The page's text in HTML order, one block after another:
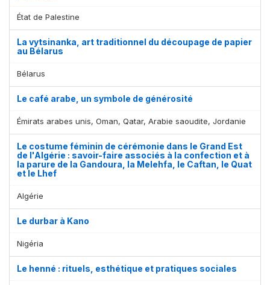
État de Palestine
La vytsinanka, art traditionnel du découpage de papier
au Bélarus
Bélarus
Le café arabe, un symbole de générosité
Émirats arabes unis, Oman, Qatar, Arabie saoudite, Jordanie
Le costume féminin de cérémonie dans le Grand Est
de l'Algérie : savoir-faire associés à la confection et à
la parure de la Gandoura, la Melehfa, le Caftan, le Quat
et le Lhef
Algérie
Le durbar à Kano
Nigéria
Le henné : rituels, esthétique et pratiques sociales